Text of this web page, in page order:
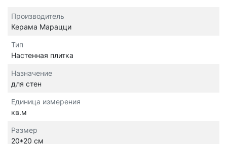
Производитель
Керама Марацци
Тип
Настенная плитка
Назначение
для стен
Единица измерения
кв.м
Размер
20*20 см